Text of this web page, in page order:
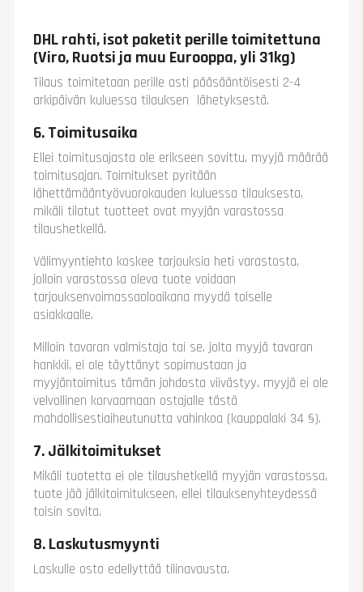
DHL rahti, isot paketit perille toimitettuna
(Viro, Ruotsi ja muu Eurooppa, yli 31kg)
Tilaus toimitetaan perille asti pääsääntöisesti 2-4
arkipäivän kuluessa tilauksen lähetyksestä.
6. Toimitusaika
Ellei toimitusajasta ole erikseen sovittu, myyjä määrää
toimitusajan. Toimitukset pyritään
lähettämääntyövuorokauden kuluessa tilauksesta,
mikäli tilatut tuotteet ovat myyjän varastossa
tilaushetkellä.
Välimyyntiehto koskee tarjouksia heti varastosta,
jolloin varastossa oleva tuote voidaan
tarjouksenvoimassaoloaikana myydä toiselle
asiakkaalle.
Milloin tavaran valmistaja tai se, jolta myyjä tavaran
hankkii, ei ole täyttänyt sopimustaan ja
myyjäntoimitus tämän johdosta viivästyy, myyjä ei ole
velvollinen korvaamaan ostajalle tästä
mahdollisestiaiheutunutta vahinkoa (kauppalaki 34 §).
7. Jälkitoimitukset
Mikäli tuotetta ei ole tilaushetkellä myyjän varastossa,
tuote jää jälkitoimitukseen, ellei tilauksenyhteydessä
toisin sovita.
8. Laskutusmyynti
Laskulle osto edellyttää tilinavausta.